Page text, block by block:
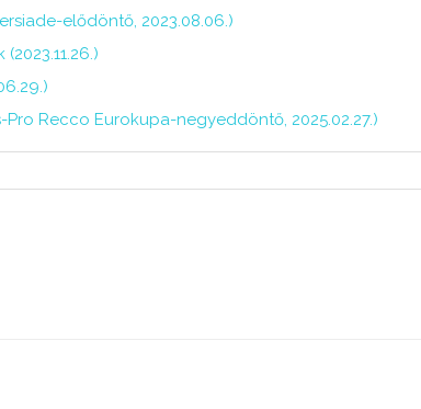
elődöntő, 2023.08.06.)
Pro Recco Eurokupa-negyeddöntő, 2025.02.27.)